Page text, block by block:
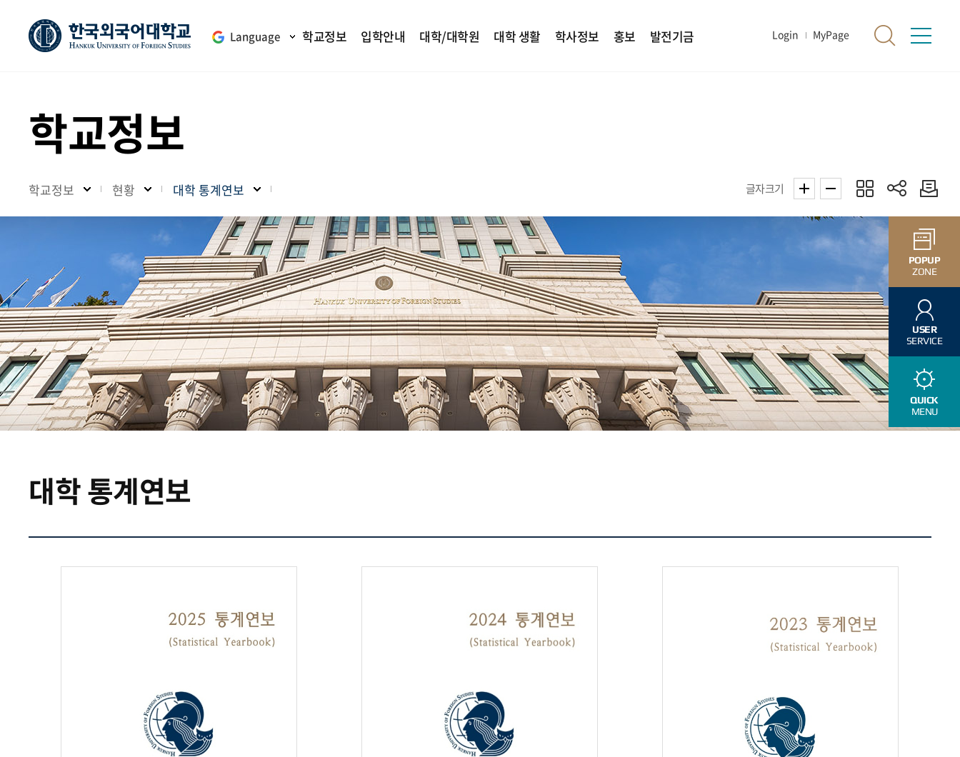
Language 학교정보 입학안내 대학/대학원 대학 생활 학사정보 홍보 발전기금 Login MyPage
POPUP
ZONE
USER
SERVICE
QUICK
MENU
학교정보
학교정보 현황 대학 통계연보 글자크기
대학 통계연보